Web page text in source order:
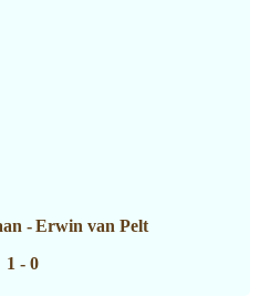
- Erwin van Pelt
1 - 0